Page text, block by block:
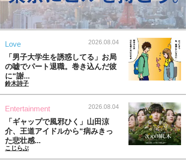
Love 2026.08.04
「男子大学生を誘惑してる」お局
の嘘でパート退職。巻き込んだ彼
に“謝...
鈴木詩子
Entertainment 2026.08.04
「ギャップで風邪ひく」山田涼
介、王道アイドルから“病みきっ
た悲壮感...
こじらぶ